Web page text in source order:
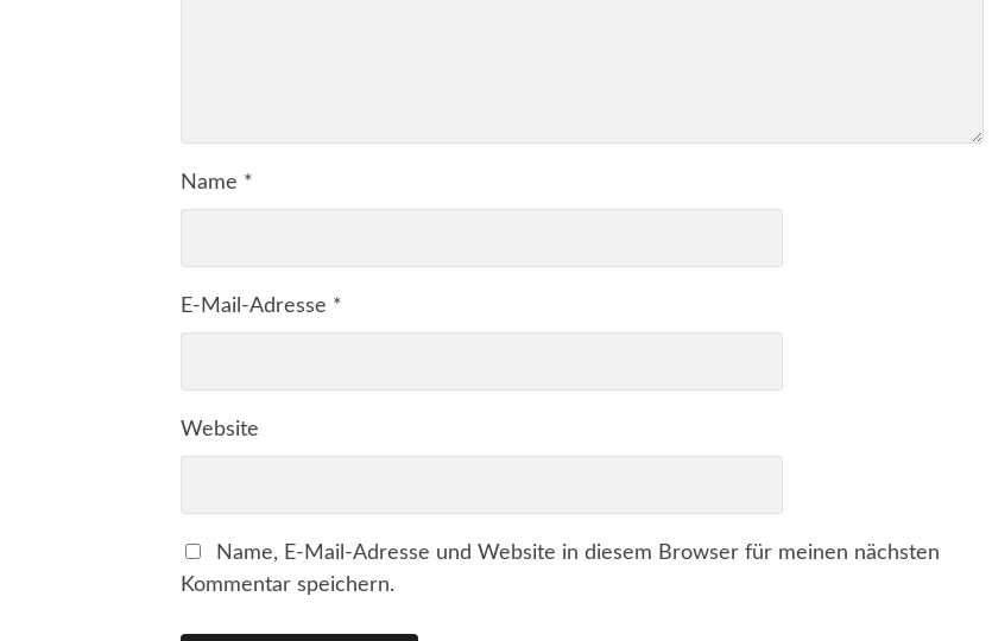
Name *
E-Mail-Adresse *
Website
Name, E-Mail-Adresse und Website in diesem Browser für meinen nächsten
Kommentar speichern.